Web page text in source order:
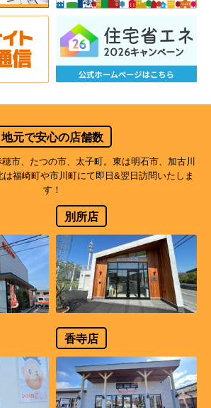
地元で安心の店舗数
市、たつの市、太子町。東は明石市、加古川
福崎町や市川町にて即日&翌日訪問いたしま
す！
別所店
香寺店